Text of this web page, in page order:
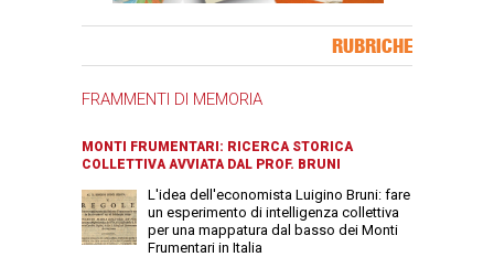
RUBRICHE
FRAMMENTI DI MEMORIA
MONTI FRUMENTARI: RICERCA STORICA
COLLETTIVA AVVIATA DAL PROF. BRUNI
L'idea dell'economista Luigino Bruni: fare
un esperimento di intelligenza collettiva
per una mappatura dal basso dei Monti
Frumentari in Italia